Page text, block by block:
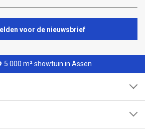
voor de nieuwsbrief
m² showtuin in Assen